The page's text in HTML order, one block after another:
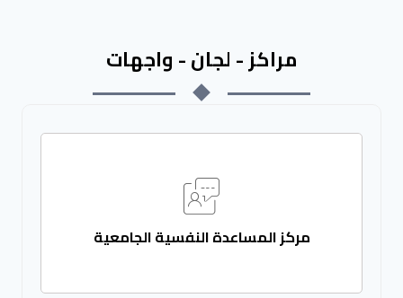
مراكز - لجان - واجهات
مركز المساعدة النفسية الجامعية